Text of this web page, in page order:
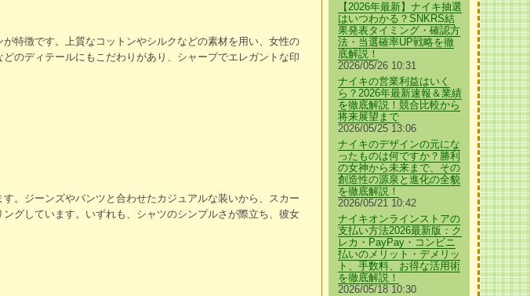
特徴です。上質なコットンやシルクなどの素材を用い、女性の
のディテールにもこだわりがあり、シャープでエレガントな印
。ジーンズやパンツと合わせたカジュアルな装いから、スカー
グしています。いずれも、シャツのシンプルさが際立ち、彼女
【2026年最新】ナイキ抽選
はいつわかる？SNKRS結
果発表タイミング・確認方
法・当選確率UP戦略を徹
底解説！
2026/05/26 10:31
ナイキの営業利益はいく
ら？2026年最新速報＆業績
を徹底解説！競合比較から
将来展望まで
2026/05/25 13:06
ナイキのデザインの元にな
ったものは何ですか？勝利
の女神から未来まで、その
創造性の源泉と進化の全貌
を徹底解説！
2026/05/21 10:42
ナイキオンラインストアの
支払い方法2026最新版：ク
レカ・PayPay・コンビニ
払いのメリット・デメリッ
ト、手数料、お得な活用術
を徹底解説！
2026/05/18 10:30